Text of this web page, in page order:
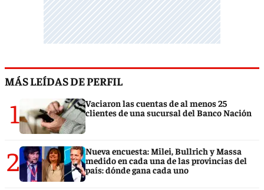
MÁS LEÍDAS DE PERFIL
1
Vaciaron las cuentas de al menos 25
clientes de una sucursal del Banco Nación
2
Nueva encuesta: Milei, Bullrich y Massa
medido en cada una de las provincias del
país: dónde gana cada uno